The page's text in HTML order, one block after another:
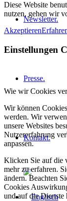
Newsletter.
Presse.
Kontakt.
Diese Website
nutzen, gehen wir
Akzeptieren
Einstellungen
Wie wir Cookies
Wir können
werden. Wir
unsere Websites
Nutzererfahrung
anpassen.
Klicken Sie auf die
mehr zu erfahren.
ändern. Beachten
Cookies
und auf die Dienste